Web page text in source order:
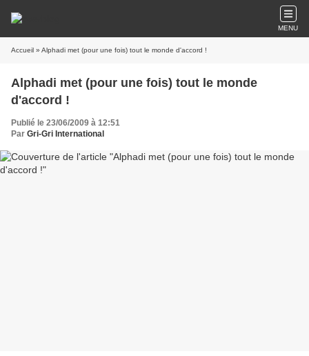
MENU
Accueil » Alphadi met (pour une fois) tout le monde d'accord !
Alphadi met (pour une fois) tout le monde
d'accord !
Publié le 23/06/2009 à 12:51
Par Gri-Gri International